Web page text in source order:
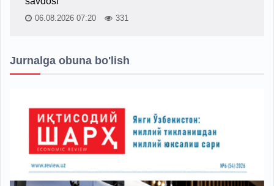
06.08.2026 07:20 331
Jurnalga obuna bo'lish